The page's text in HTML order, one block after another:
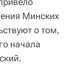
Минских
о том,
начала